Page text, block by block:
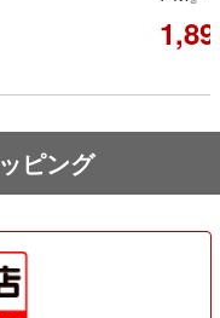
ピング